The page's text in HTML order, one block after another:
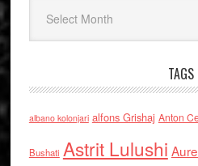
TAGS
albano kolonjari alfons Grishaj Anton
Bushati Astrit Lulushi